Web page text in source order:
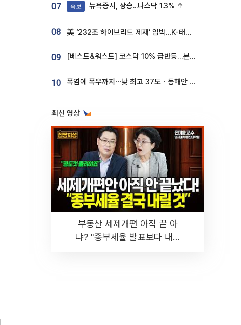
07 속보 뉴욕증시, 상승...나스닥 1.3% ↑
08 美 ‘232조 하이브리드 제재’ 임박…K-태양광, 불확실성 털고 날개 다나
09 [베스트&워스트] 코스닥 10% 급반등…본느, 최대주주 변경 기대에 270% 폭등
10 폭염에 폭우까지⋯낮 최고 37도ㆍ동해안 강한 비 [날씨]
최신 영상
부동산 세제개편 아직 끝 아
냐? "종부세율 발표보다 내릴